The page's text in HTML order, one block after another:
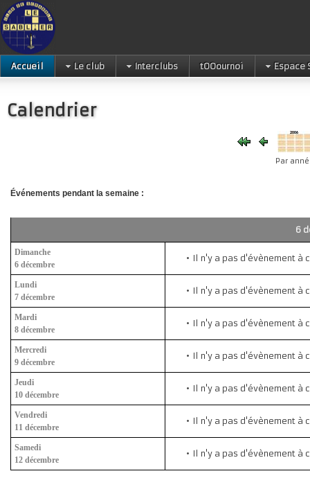
Accueil Le club Interclubs tOOournoi Espace
Calendrier
Par
Événements pendant la semaine :
6
Dimanche
6 décembre
Il n'y a pas d'évènement à
Lundi
7 décembre
Il n'y a pas d'évènement à
Mardi
8 décembre
Il n'y a pas d'évènement à
Mercredi
9 décembre
Il n'y a pas d'évènement à
Jeudi
10 décembre
Il n'y a pas d'évènement à
Vendredi
11 décembre
Il n'y a pas d'évènement à
Samedi
12 décembre
Il n'y a pas d'évènement à